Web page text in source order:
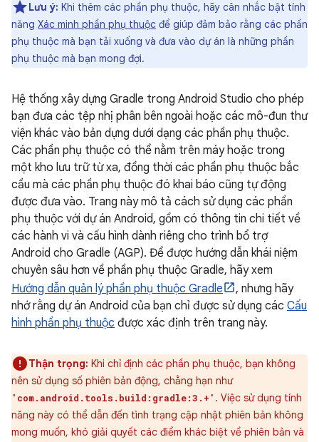
Lưu ý: Khi thêm các phần phụ thuộc, hãy cân nhắc bật tính
năng Xác minh phần phụ thuộc để giúp đảm bảo rằng các phần
phụ thuộc mà bạn tải xuống và đưa vào dự án là những phần
phụ thuộc mà bạn mong đợi.
Hệ thống xây dựng Gradle trong Android Studio cho phép
bạn đưa các tệp nhị phân bên ngoài hoặc các mô-đun thư
viện khác vào bản dựng dưới dạng các phần phụ thuộc.
Các phần phụ thuộc có thể nằm trên máy hoặc trong
một kho lưu trữ từ xa, đồng thời các phần phụ thuộc bắc
cầu mà các phần phụ thuộc đó khai báo cũng tự động
được đưa vào. Trang này mô tả cách sử dụng các phần
phụ thuộc với dự án Android, gồm có thông tin chi tiết về
các hành vi và cấu hình dành riêng cho trình bổ trợ
Android cho Gradle (AGP). Để được hướng dẫn khái niệm
chuyên sâu hơn về phần phụ thuộc Gradle, hãy xem
Hướng dẫn quản lý phần phụ thuộc Gradle
, nhưng hãy
nhớ rằng dự án Android của bạn chỉ được sử dụng các Cấu
hình phần phụ thuộc được xác định trên trang này.
Thận trọng: Khi chỉ định các phần phụ thuộc, bạn không
nên sử dụng số phiên bản động, chẳng hạn như
'com.android.tools.build:gradle:3.+' . Việc sử dụng tính
năng này có thể dẫn đến tình trạng cập nhật phiên bản không
mong muốn, khó giải quyết các điểm khác biệt về phiên bản và